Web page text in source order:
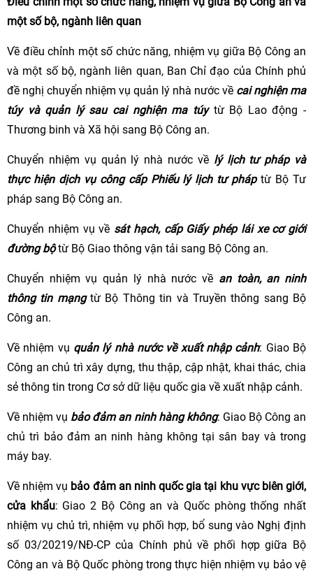
một số bộ, ngành liên quan
Về điều chỉnh một số chức năng, nhiệm vụ giữa Bộ Công an
và một số bộ, ngành liên quan, Ban Chỉ đạo của Chính phủ
đề nghị chuyển nhiệm vụ quản lý nhà nước về cai nghiện ma
túy và quản lý sau cai nghiện ma túy từ Bộ Lao động -
Thương binh và Xã hội sang Bộ Công an.
Chuyển nhiệm vụ quản lý nhà nước về lý lịch tư pháp và
thực hiện dịch vụ công cấp Phiếu lý lịch tư pháptừ Bộ Tư
pháp sang Bộ Công an.
Chuyển nhiệm vụ về sát hạch, cấp Giấy phép lái xe cơ giới
đường bộtừ Bộ Giao thông vận tải sang Bộ Công an.
Chuyển nhiệm vụ quản lý nhà nước về an toàn, an ninh
thông tin mạngtừ Bộ Thông tin và Truyền thông sang Bộ
Công an.
Về nhiệm vụ quản lý nhà nước về xuất nhập cảnh: Giao Bộ
Công an chủ trì xây dựng, thu thập, cập nhật, khai thác, chia
sẻ thông tin trong Cơ sở dữ liệu quốc gia về xuất nhập cảnh.
Về nhiệm vụ bảo đảm an ninh hàng không: Giao Bộ Công an
chủ trì bảo đảm an ninh hàng không tại sân bay và trong
máy bay.
Về nhiệm vụ bảo đảm an ninh quốc gia tại khu vực biên giới,
cửa khẩu: Giao 2 Bộ Công an và Quốc phòng thống nhất
nhiệm vụ chủ trì, nhiệm vụ phối hợp, bổ sung vào Nghị định
số 03/20219/NĐ-CP của Chính phủ về phối hợp giữa Bộ
Công an và Bộ Quốc phòng trong thực hiện nhiệm vụ bảo vệ